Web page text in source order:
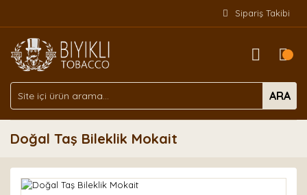
Sipariş Takibi
ARA
Doğal Taş Bileklik Mokait